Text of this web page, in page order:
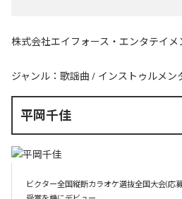
株式会社エイフォース・エンタテイメ
ジャンル： 歌謡曲 / インストゥルメン
平岡千佳
ビクター全国縦断カラオケ選抜全国大会(応